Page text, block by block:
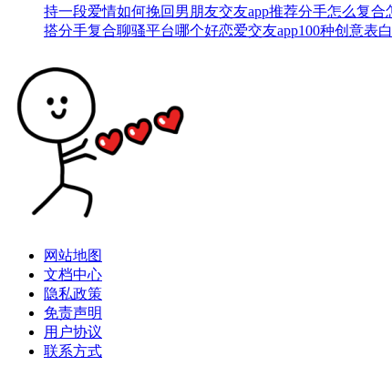
持一段爱情如何挽回男朋友交友app推荐分手怎么复合
搭分手复合聊骚平台哪个好恋爱交友app100种创意表
网站地图
文档中心
隐私政策
免责声明
用户协议
联系方式